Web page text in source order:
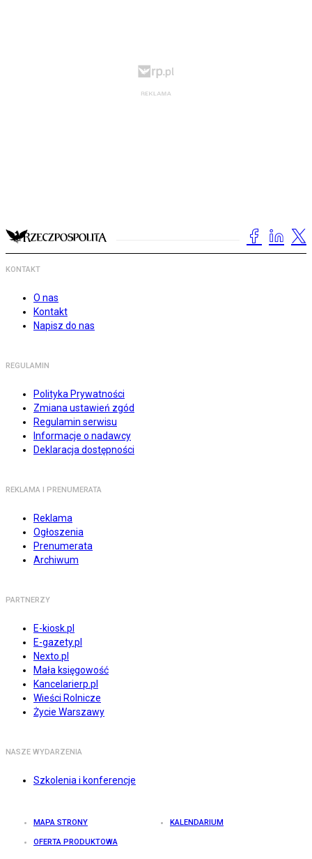
KONTAKT
O nas
Kontakt
Napisz do nas
REGULAMIN
Polityka Prywatności
Zmiana ustawień zgód
Regulamin serwisu
Informacje o nadawcy
Deklaracja dostępności
REKLAMA I PRENUMERATA
Reklama
Ogłoszenia
Prenumerata
Archiwum
PARTNERZY
E-kiosk.pl
E-gazety.pl
Nexto.pl
Mała księgowość
Kancelarierp.pl
Wieści Rolnicze
Życie Warszawy
NASZE WYDARZENIA
Szkolenia i konferencje
MAPA STRONY KALENDARIUM
OFERTA PRODUKTOWA